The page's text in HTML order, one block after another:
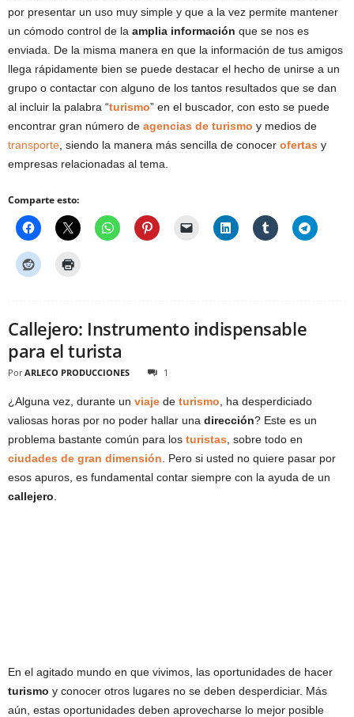
por presentar un uso muy simple y que a la vez permite mantener
un cómodo control de la amplia información que se nos es
enviada. De la misma manera en que la información de tus amigos
llega rápidamente bien se puede destacar el hecho de unirse a un
grupo o contactar con alguno de los tantos resultados que se dan
al incluir la palabra “turismo” en el buscador, con esto se puede
encontrar gran número de agencias de turismo y medios de
transporte , siendo la manera más sencilla de conocer ofertas y
empresas relacionadas al tema.
Comparte esto:
Callejero: Instrumento indispensable
para el turista
Por ARLECO PRODUCCIONES 1
¿Alguna vez, durante un viaje de turismo , ha desperdiciado
valiosas horas por no poder hallar una dirección? Este es un
problema bastante común para los turistas , sobre todo en
ciudades de gran dimensión . Pero si usted no quiere pasar por
esos apuros, es fundamental contar siempre con la ayuda de un
callejero
En el agitado mundo en que vivimos, las oportunidades de hacer
turismo y conocer otros lugares no se deben desperdiciar. Más
aún, estas oportunidades deben aprovecharse lo mejor posible